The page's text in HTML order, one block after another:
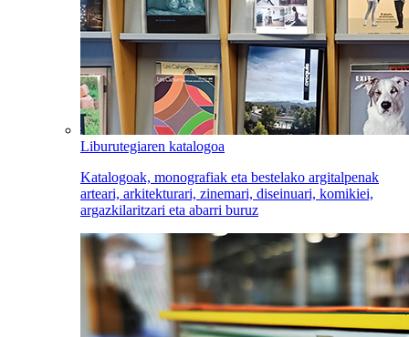
Liburutegiaren katalogoa
Katalogoak, monografiak eta bestelako argitalpenak
arteari, arkitekturari, zinemari, diseinuari, komikiei,
argazkilaritzari eta abarri buruz